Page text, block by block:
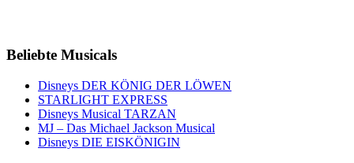
Beliebte Musicals
Disneys DER KÖNIG DER LÖWEN
STARLIGHT EXPRESS
Disneys Musical TARZAN
MJ – Das Michael Jackson Musical
Disneys DIE EISKÖNIGIN